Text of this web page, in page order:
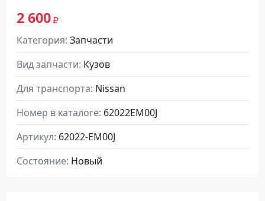
2 600
Категория Запчасти
Вид запчасти Кузов
Для транспорта Nissan
Номер в каталоге 62022EM00J
Артикул 62022-EM00J
Состояние Новый